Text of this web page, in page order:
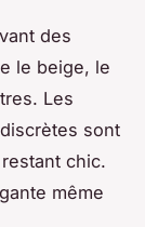
des
le beige, le
Les
sont
chic.
même